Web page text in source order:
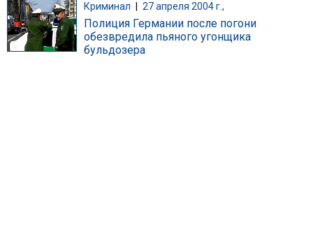
Криминал 27 апреля 2004 г.,
Полиция Германии после погони
обезвредила пьяного угонщика
бульдозера